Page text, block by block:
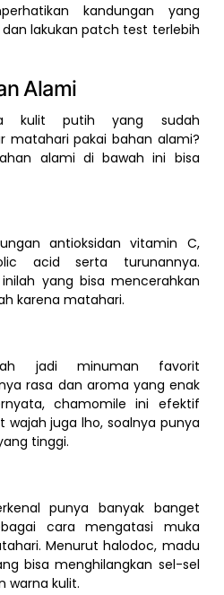
kandungan yang
lakukan patch test terlebih
Alami
kulit putih yang sudah
matahari pakai bahan alami?
alami di bawah ini bisa
antioksidan vitamin C,
acid serta turunannya.
yang bisa mencerahkan
karena matahari.
jadi minuman favorit
rasa dan aroma yang enak
chamomile ini efektif
juga lho, soalnya punya
tinggi.
punya banyak banget
cara mengatasi muka
Menurut halodoc, madu
bisa menghilangkan sel-sel
warna kulit.